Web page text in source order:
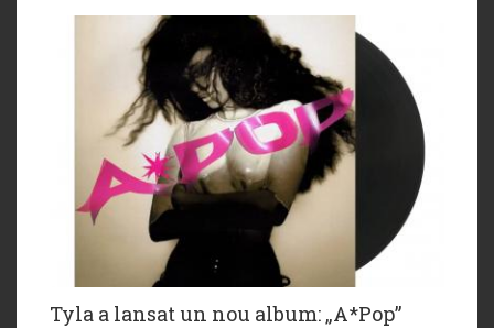
Tyla a lansat un nou album: „A*Pop”